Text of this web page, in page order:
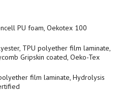
PU foam, Oekotex 100
TPU polyether film laminate,
Gripskin coated, Oeko-Tex
film laminate, Hydrolysis